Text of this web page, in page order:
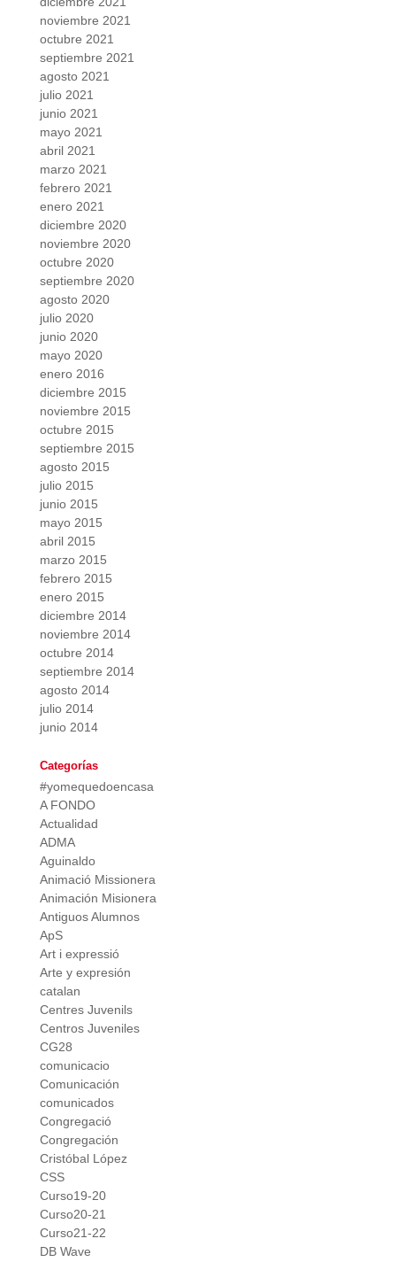
noviembre 2021
octubre 2021
septiembre 2021
agosto 2021
julio 2021
junio 2021
mayo 2021
abril 2021
marzo 2021
febrero 2021
enero 2021
diciembre 2020
noviembre 2020
octubre 2020
septiembre 2020
agosto 2020
julio 2020
junio 2020
mayo 2020
enero 2016
diciembre 2015
noviembre 2015
octubre 2015
septiembre 2015
agosto 2015
julio 2015
junio 2015
mayo 2015
abril 2015
marzo 2015
febrero 2015
enero 2015
diciembre 2014
noviembre 2014
octubre 2014
septiembre 2014
agosto 2014
julio 2014
junio 2014
Categorías
#yomequedoencasa
A FONDO
Actualidad
ADMA
Aguinaldo
Animació Missionera
Animación Misionera
Antiguos Alumnos
ApS
Art i expressió
Arte y expresión
catalan
Centres Juvenils
Centros Juveniles
CG28
comunicacio
Comunicación
comunicados
Congregació
Congregación
Cristóbal López
CSS
Curso19-20
Curso20-21
Curso21-22
DB Wave